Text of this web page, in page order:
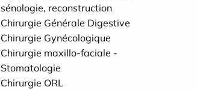
sénologie, reconstruction
Chirurgie Générale Digestive
Chirurgie Gynécologique
Chirurgie maxillo-faciale -
Stomatologie
Chirurgie ORL